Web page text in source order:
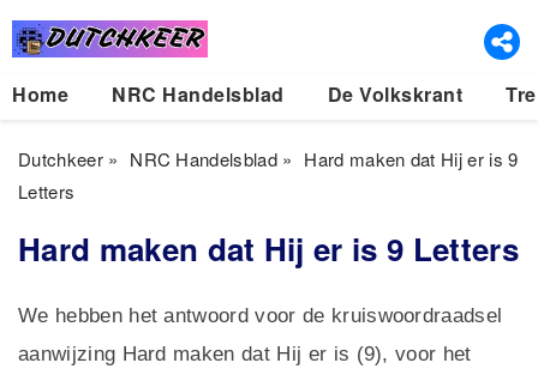
Home NRC Handelsblad De Volkskrant
Dutchkeer» NRC Handelsblad » Hard maken dat Hij er is 9
Letters
Hard maken dat Hij er is 9 Letters
We hebben het antwoord voor de kruiswoordraadsel
aanwijzing Hard maken dat Hij er is (9), voor het